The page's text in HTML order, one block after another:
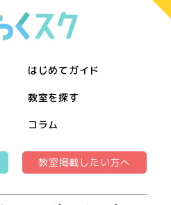
はじめてガイド
教室を探す
コラム
教室掲載したい方へ